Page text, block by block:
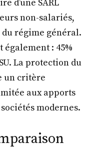
d’une SARL
non-salariés,
du régime général.
: 45%
La protection du
un critère
aux apports
modernes.